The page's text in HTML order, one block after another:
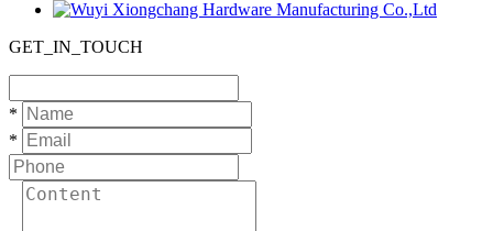
GET_IN_TOUCH
*
*